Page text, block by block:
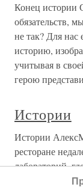
Конец истории
обязательств,
не так? Для нас
историю,
учитывая в
герою
Истории
Истории
ресторане
лабораторий,
эксперименты.